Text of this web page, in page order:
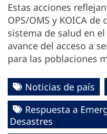
Estas acciones
OPS/OMS y KOICA
sistema de salud en
avance del acceso a
para las poblaciones
Noticias de país
Respuesta a
Desastres